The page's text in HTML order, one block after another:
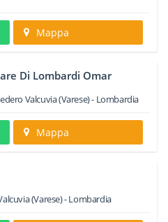
Mappa
Di Lombardi Omar
Valcuvia(Varese) - Lombardia
Mappa
(Varese) -Lombardia